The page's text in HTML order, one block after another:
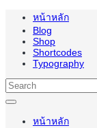
หน้าหลัก
Blog
Shop
Shortcodes
Typography
หน้าหลัก